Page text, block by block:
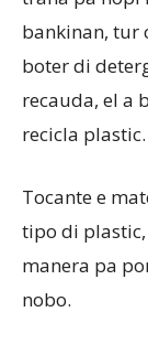
bankinan, tur
boter di
recauda, el a
recicla plastic.
Tocante e
tipo di
manera pa
nobo.